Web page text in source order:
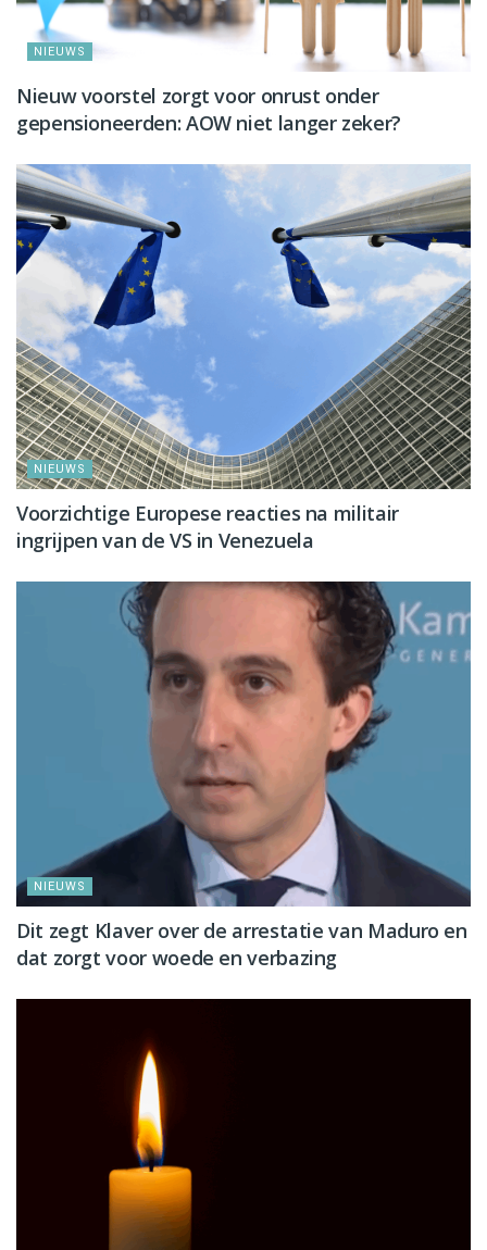
NIEUWS
Nieuw voorstel zorgt voor onrust onder
gepensioneerden: AOW niet langer zeker?
NIEUWS
Voorzichtige Europese reacties na militair
ingrijpen van de VS in Venezuela
NIEUWS
Dit zegt Klaver over de arrestatie van Maduro en
dat zorgt voor woede en verbazing